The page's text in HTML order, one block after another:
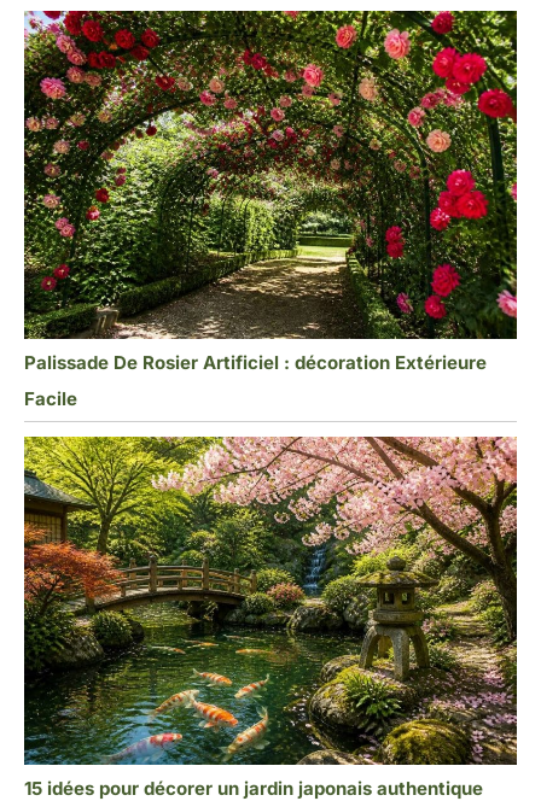
Palissade De Rosier Artificiel : décoration Extérieure
Facile
15 idées pour décorer un jardin japonais authentique